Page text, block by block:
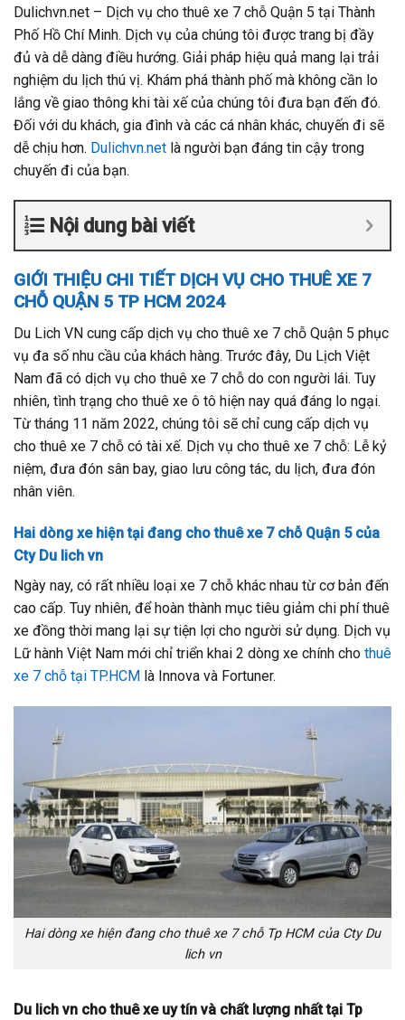
Dulichvn.net – Dịch vụ cho thuê xe 7 chỗ Quận 5 tại Thành
Phố Hồ Chí Minh. Dịch vụ của chúng tôi được trang bị đầy
đủ và dễ dàng điều hướng. Giải pháp hiệu quả mang lại trải
nghiệm du lịch thú vị. Khám phá thành phố mà không cần lo
lắng về giao thông khi tài xế của chúng tôi đưa bạn đến đó.
Đối với du khách, gia đình và các cá nhân khác, chuyến đi sẽ
dễ chịu hơn. Dulichvn.net là người bạn đáng tin cậy trong
chuyến đi của bạn.
Nội dung bài viết
GIỚI THIỆU CHI TIẾT DỊCH VỤ CHO THUÊ XE 7
CHỖ QUẬN 5 TP HCM 2024
Du Lich VN cung cấp dịch vụ cho thuê xe 7 chỗ Quận 5 phục
vụ đa số nhu cầu của khách hàng. Trước đây, Du Lịch Việt
Nam đã có dịch vụ cho thuê xe 7 chỗ do con người lái. Tuy
nhiên, tình trạng cho thuê xe ô tô hiện nay quá đáng lo ngại.
Từ tháng 11 năm 2022, chúng tôi sẽ chỉ cung cấp dịch vụ
cho thuê xe 7 chỗ có tài xế. Dịch vụ cho thuê xe 7 chỗ: Lễ kỷ
niệm, đưa đón sân bay, giao lưu công tác, du lịch, đưa đón
nhân viên.
Hai dòng xe hiện tại đang cho thuê xe 7 chỗ Quận 5 của
Cty Du lich vn
Ngày nay, có rất nhiều loại xe 7 chỗ khác nhau từ cơ bản đến
cao cấp. Tuy nhiên, để hoàn thành mục tiêu giảm chi phí thuê
xe đồng thời mang lại sự tiện lợi cho người sử dụng. Dịch vụ
Lữ hành Việt Nam mới chỉ triển khai 2 dòng xe chính cho thuê
xe 7 chỗ tại TP.HCM là Innova và Fortuner.
Hai dòng xe hiện đang cho thuê xe 7 chỗ Tp HCM của Cty Du
lich vn
Du lich vn cho thuê xe uy tín và chất lượng nhất tại Tp